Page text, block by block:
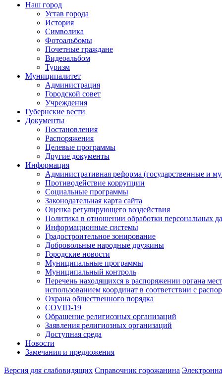
Наш город
Устав города
История
Символика
Фотоальбомы
Почетные граждане
Видеоальбом
Туризм
Муниципалитет
Администрация
Городской совет
Учреждения
Губернские вести
Документы
Постановления
Распоряжения
Целевые программы
Другие документы
Информация
Административная реформа (государственные и
Противодействие коррупции
Социальные программы
Законодательная карта сайта
Оценка регулирующего воздействия
Политика в отношении обработки персональных
Информационные системы
Градостроительное зонирование
Добровольные народные дружины
Городские новости
Муниципальные программы
Муниципальный контроль
Перечень находящихся в распоряжении органа
использованием координат в соответствии с
Охрана общественного порядка
COVID-19
Обращение религиозных организаций
Заявления религиозных организаций
Доступная среда
Новости
Замечания и предложения
Версия для слабовидящих Справочник горожанина